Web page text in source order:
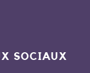
SOCIAUX